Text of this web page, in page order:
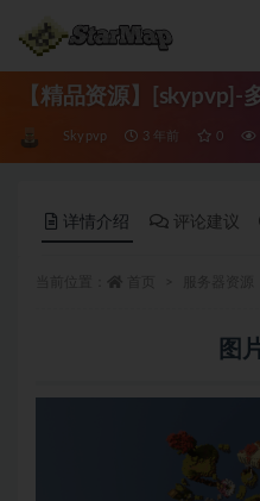
【精品资源】[skypvp]-
Skypvp 3 年前 0
详情介绍 评论建议
图